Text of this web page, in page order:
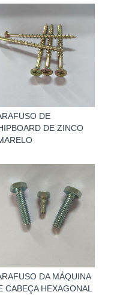
DE
DE ZINCO
DA MÁQUINA
CABEÇA HEXAGONAL